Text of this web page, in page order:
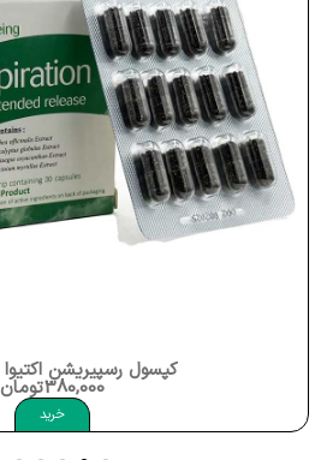
کپسول رسپیریشن اکتیوا Activa Well Being Respiration
380,000تومان
خرید